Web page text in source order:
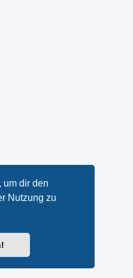
um dir den
Nutzung zu